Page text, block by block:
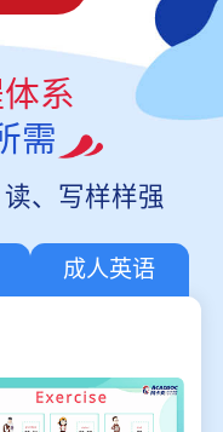
系
需
、写样样强
成人英语